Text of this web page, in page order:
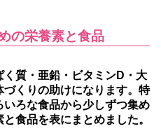
の栄養素と食品
質・亜鉛・ビタミンD・大
くりの助けになります。 特
ろな食品から少しずつ集め
食品を表にまとめました。